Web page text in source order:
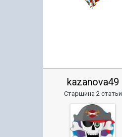
kazanova49
Старшина 2 статьи